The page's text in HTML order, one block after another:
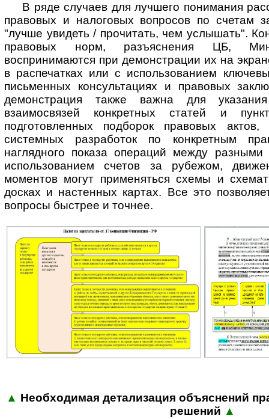
В ряде случаев для лучшего понимания
правовых и налоговых вопросов по счетам
"лучше увидеть / прочитать, чем услышать".
правовых норм, разъяснения ЦБ,
воспринимаются при демонстрации их на
в распечатках или с использованием
письменных консультациях и правовых
демонстрация также важна для
взаимосвязей конкретных статей и
подготовленных подборок правовых
системных разработок по конкретным
наглядного показа операций между разными
использованием счетов за рубежом,
моментов могут применяться схемы и
досках и настенных картах. Все это
вопросы быстрее и точнее.
▲ Необходимая детализация объяс­нений
реше­ний ▲